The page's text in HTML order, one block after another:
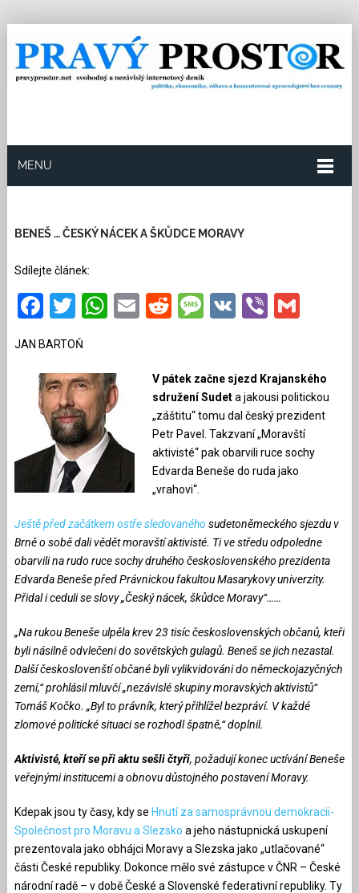
MENU
BENEŠ … ČESKÝ NÁCEK A ŠKŮDCE MORAVY
Sdílejte článek:
Facebook
Twitter
WhatsApp
EmailRedditMessage
VKViber
JAN BARTOŇ
V pátek začne sjezd Krajanského
sdružení Sudeta jakousi politickou
„záštitu“ tomu dal český prezident
Petr Pavel. Takzvaní „Moravští
aktivisté“ pak obarvili ruce sochy
Edvarda Beneše do ruda jako
„vrahovi“.
Ještě před začátkem ostře sledovaného sudetoněmeckého sjezdu v
Brně o sobě dali vědět moravští aktivisté. Ti ve středu odpoledne
obarvili na rudo ruce sochy druhého československého prezidenta
Edvarda Beneše před Právnickou fakultou Masarykovy univerzity.
Přidal i ceduli se slovy „Český nácek, škůdce Moravy“……
„Na rukou Beneše ulpěla krev 23 tisíc československých občanů, kteří
byli násilně odvlečeni do sovětských gulagů. Beneš se jich nezastal.
Další českoslovenští občané byli vylikvidováni do německojazyčných
zemí,“ prohlásil mluvčí „nezávislé skupiny moravských aktivistů“
Tomáš Kočko. „Byl to právník, který přihlížel bezpráví. V každé
zlomové politické situaci se rozhodl špatně,“ doplnil.
Aktivisté, kteří se při aktu sešli čtyři, požadují konec uctívání Beneše
veřejnými institucemi a obnovu důstojného postavení Moravy.
Kdepak jsou ty časy, kdy se Hnutí za samosprávnou demokracii-
Společnost pro Moravu a Slezsko a jeho nástupnická uskupení
prezentovala jako obhájci Moravy a Slezska jako „utlačované“
části České republiky. Dokonce mělo své zástupce v ČNR – České
národní radě – v době České a Slovenské federativní republiky. Ty